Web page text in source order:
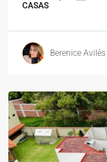
CASAS
Berenice